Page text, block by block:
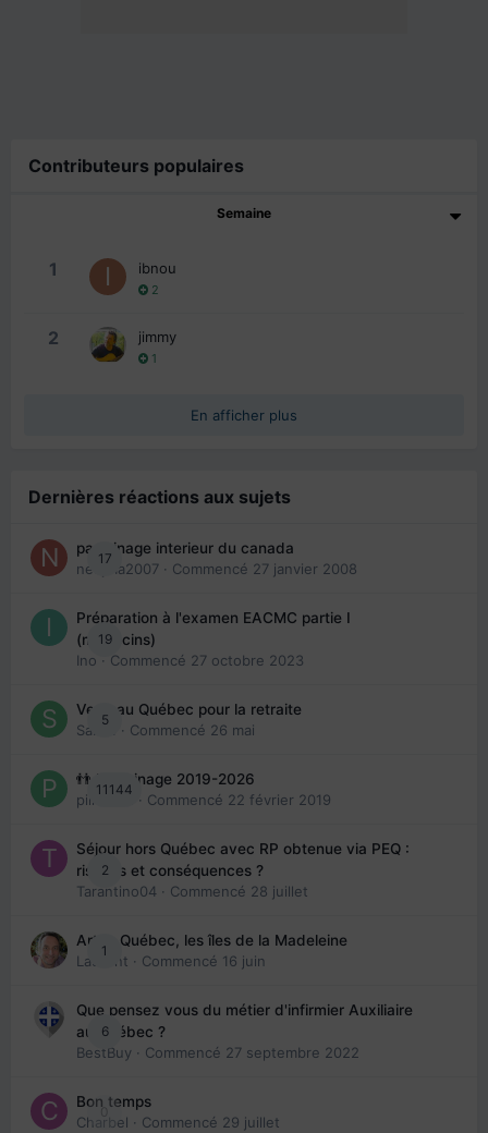
Contributeurs populaires
Semaine
1 ibnou
2
2 jimmy
1
En afficher plus
Dernières réactions aux sujets
17
parrainage interieur du canada
nedjma2007 · Commencé 27 janvier 2008
19
Préparation à l'examen EACMC partie I
(médecins)
Ino · Commencé 27 octobre 2023
5
Venir au Québec pour la retraite
Sab74
· Commencé 26 mai
11144
👬 Parrainage 2019-2026
piinoush · Commencé 22 février 2019
2
Séjour hors Québec avec RP obtenue via PEQ :
risques et conséquences ?
Tarantino04 · Commencé 28 juillet
1
Arte : Québec, les îles de la Madeleine
Laurent · Commencé 16 juin
6
Que pensez vous du métier d'infirmier Auxiliaire
au Québec ?
BestBuy · Commencé 27 septembre 2022
0
Bon temps
Charbel · Commencé 29 juillet